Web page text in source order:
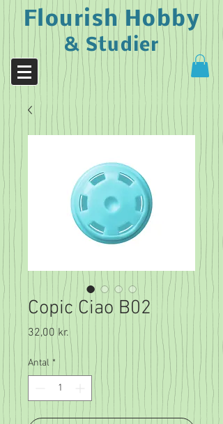
Flourish Hobby
& Studier
Copic Ciao B02
32,00 kr.Pris
Antal *